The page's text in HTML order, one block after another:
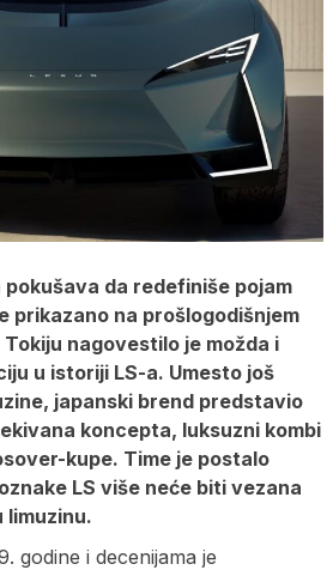
pokušava da redefiniše pojam
prikazano na prošlogodišnjem
nagovestilo je možda i
u istoriji LS-a. Umesto još
japanski brend predstavio
koncepta, luksuzni kombi
kupe. Time je postalo
LS više neće biti vezana
limuzinu.
godine i decenijama je